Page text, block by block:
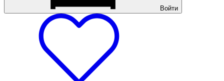
Войти